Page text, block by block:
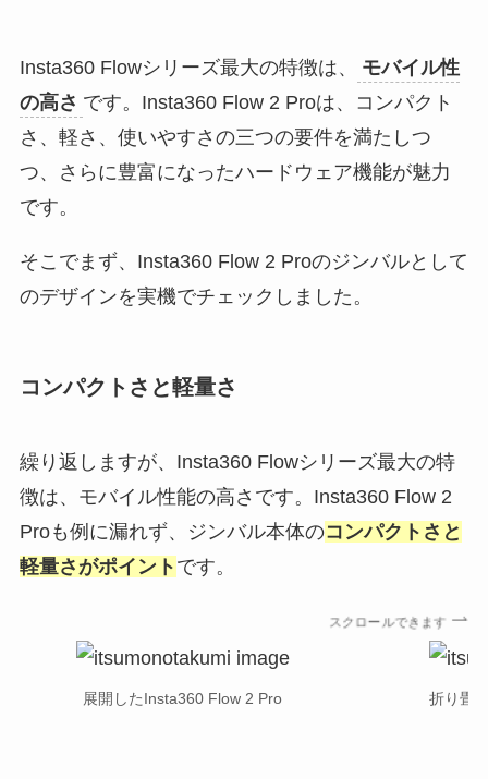
Insta360 Flowシリーズ最大の特徴は、
モバイル性
の高さ です。Insta360 Flow 2 Proは、コンパクト
さ、軽さ、使いやすさの三つの要件を満たしつ
つ、さらに豊富になったハードウェア機能が魅力
です。
そこでまず、Insta360 Flow 2 Proのジンバルとして
のデザインを実機でチェックしました。
コンパクトさと軽量さ
繰り返しますが、Insta360 Flowシリーズ最大の特
徴は、モバイル性能の高さです。Insta360 Flow 2
Proも例に漏れず、ジンバル本体のコンパクトさと
軽量さがポイント です。
スクロールできます
展開したInsta360 Flow 2 Pro 折り畳